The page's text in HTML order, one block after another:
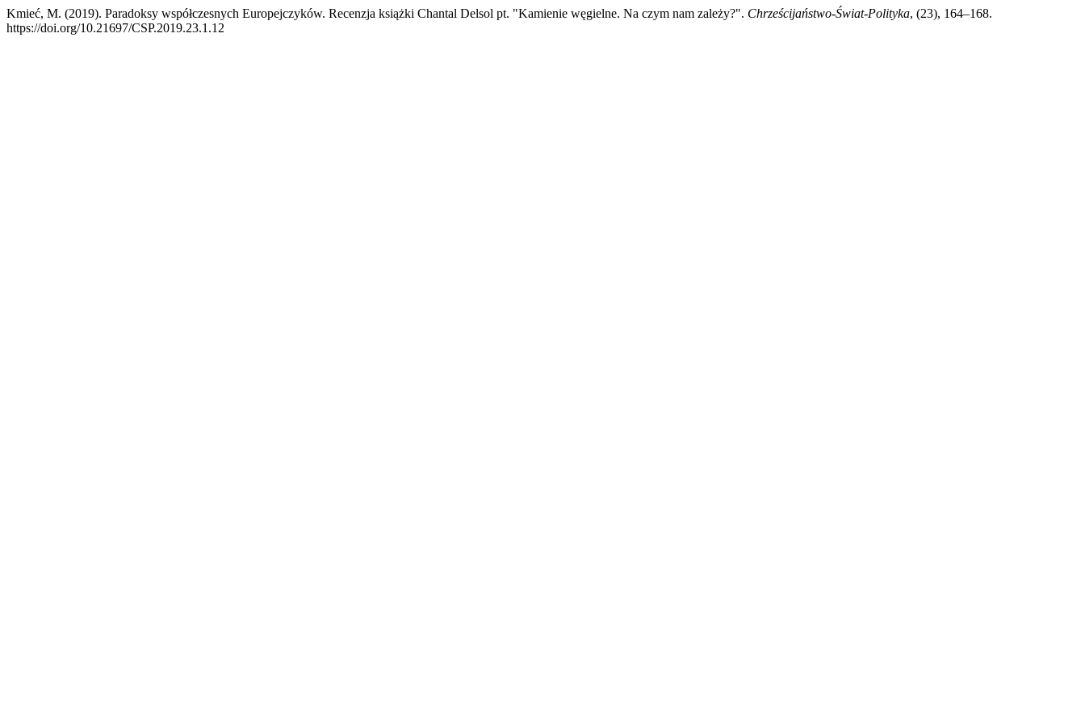
Kmieć, M. (2019). Paradoksy współczesnych Europejczyków. Recenzja książki Chantal Delsol pt. "Kamienie węgielne. Na czym nam zależy?". Chrześcijaństwo-Świat-Polityka, (23), 164–168.
https://doi.org/10.21697/CSP.2019.23.1.12